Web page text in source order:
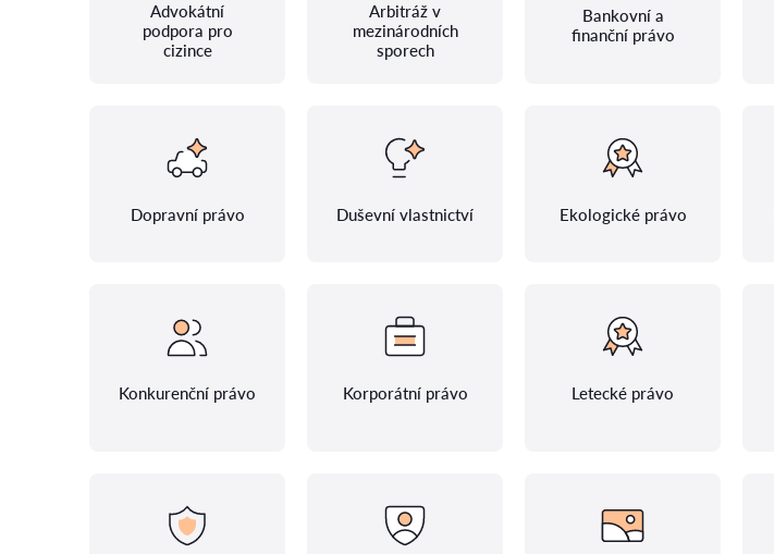
Advokátní
podpora pro
cizince
Arbitráž v
mezinárodních
sporech
Bankovní a
finanční právo
Dopravní právo Duševní vlastnictví Ekologické právo
Konkurenční právo Korporátní právo Letecké právo